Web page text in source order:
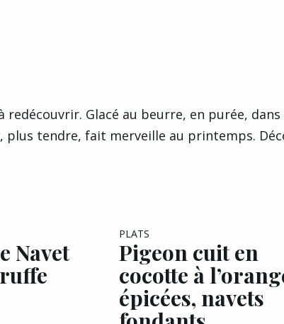
Glacé au beurre, en purée,
tendre, fait merveille au printemps.
Navet
PLATS
Pigeon cuit en
cocotte à
épicées, navets